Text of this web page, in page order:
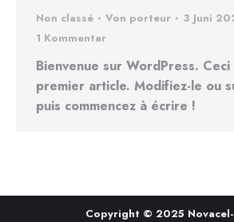
Non classé Von porteur
3 Juni
1 Kommentar
Bienvenue sur WordPress.
premier article. Modifiez-le ou
puis commencez à écrire !
Copyright © 2025